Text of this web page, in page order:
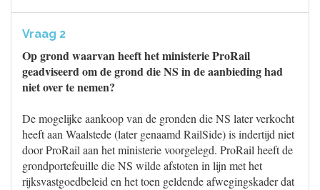
Vraag 2
Op grond waarvan heeft het ministerie ProRail
geadviseerd om de grond die NS in de aanbieding had
niet over te nemen?
De mogelijke aankoop van de gronden die NS later verkocht
heeft aan Waalstede (later genaamd RailSide) is indertijd niet
door ProRail aan het ministerie voorgelegd. ProRail heeft de
grondportefeuille die NS wilde afstoten in lijn met het
rijksvastgoedbeleid en het toen geldende afwegingskader dat